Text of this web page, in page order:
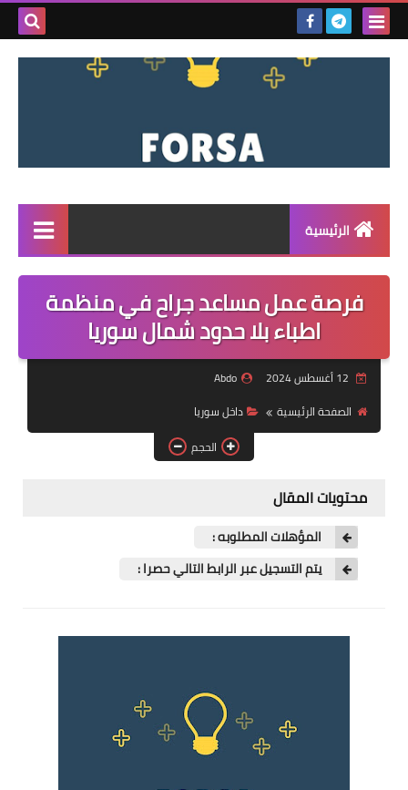
بحث
الرئيسية
القائمة
مناقصات
فرص عمل داخل سوريا
فرص عمل في العراق
فرص عمل في اليمن
فرصة عمل مساعد جراح في منظمة
اطباء بلا حدود شمال سوريا
Abdo
الصفحة الرئيسية
داخل سوريا
الحجم
محتويات المقال
المؤهلات المطلوبه :
يتم التسجيل عبر الرابط التالي حصرا :